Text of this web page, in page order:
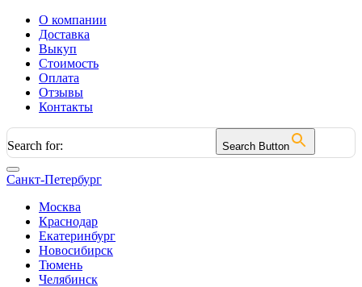
О компании
Доставка
Выкуп
Стоимость
Оплата
Отзывы
Контакты
Search for: Search Button
Санкт-Петербург
Москва
Краснодар
Екатеринбург
Новосибирск
Тюмень
Челябинск